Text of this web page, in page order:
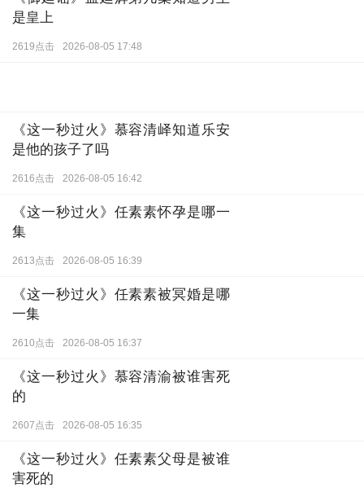
2622点击 2026-08-05 18:02
是皇上
是他的孩子了吗
2616点击 2026-08-05 16:42
2613点击
《这一秒过火》任素素被冥婚是哪
一集
2610点击
《这一秒过火》慕容清渝被谁害死
的
2607点击